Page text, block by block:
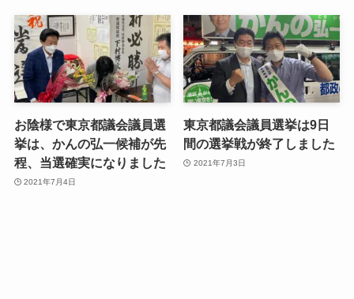
お陰様で東京都議会議員選
挙は、かんの弘一候補が先
程、当選確実になりました
2021年7月4日
東京都議会議員選挙は9日
間の選挙戦が終了しました
2021年7月3日